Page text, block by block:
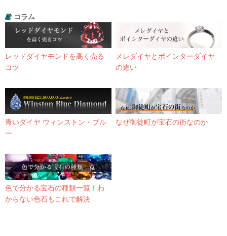
コラム
レッドダイヤモンドを高く売る
コツ
メレダイヤとポインターダイヤ
の違い
青いダイヤ ウィンストン・ブル
ー
なぜ御徒町が宝石の街なのか
色で分かる宝石の種類一覧！わ
からない色石もこれで解決